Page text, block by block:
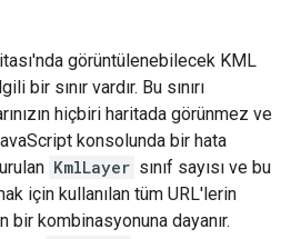
görüntülenebilecek KML
bir sınır vardır. Bu sınırı
hiçbiri haritada görünmez ve
konsolunda bir hata
KmlLayer sınıf sayısı ve bu
için kullanılan tüm URL'lerin
bir kombinasyonuna dayanır.